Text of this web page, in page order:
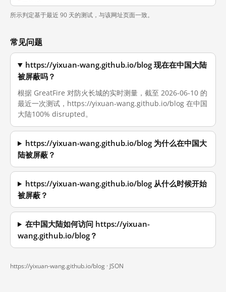
所示判定基于最近 90 天的测试，与该网址页面一致。
常见问题
https://yixuan-wang.github.io/blog 现在在中国大陆
被屏蔽吗？
根据 GreatFire 对防火长城的实时测量，截至 2026-06-10 的
最近一次测试，https://yixuan-wang.github.io/blog 在中国
大陆100% disrupted。
https://yixuan-wang.github.io/blog 为什么在中国大
陆被屏蔽？
https://yixuan-wang.github.io/blog 从什么时候开始
被屏蔽？
在中国大陆如何访问 https://yixuan-
wang.github.io/blog？
https://yixuan-wang.github.io/blog · JSON